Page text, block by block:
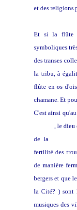
et des religions
Et si la flûte
symboliques
des transes
la tribu, à
flûte en os
chamane. Et
C'est ainsi
, le
de la
fertilité des
de manière
bergers et que
la Cité? ) sont
musiques des